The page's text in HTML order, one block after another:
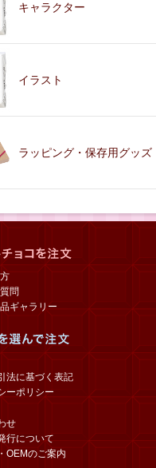
キャラクター
イラスト
ラッピング・保存用グッズ
問
ギャラリー
法に基づく表記
ーポリシー
せ
行について
OEMのご案内